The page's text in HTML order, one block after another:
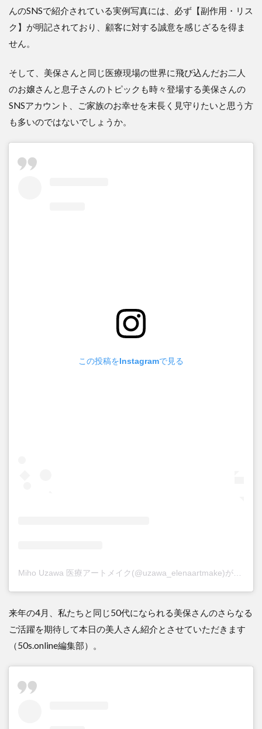
んのSNSで紹介されている実例写真には、必ず【副作用・リス
ク】が明記されており、顧客に対する誠意を感じざるを得ま
せん。
そして、美保さんと同じ医療現場の世界に飛び込んだお二人
のお嬢さんと息子さんのトピックも時々登場する美保さんの
SNSアカウント、ご家族のお幸せを末長く見守りたいと思う方
も多いのではないでしょうか。
この投稿をInstagramで見る
来年の4月、私たちと同じ50代になられる美保さんのさらなる
ご活躍を期待して本日の美人さん紹介とさせていただきます
（50s.online編集部）。